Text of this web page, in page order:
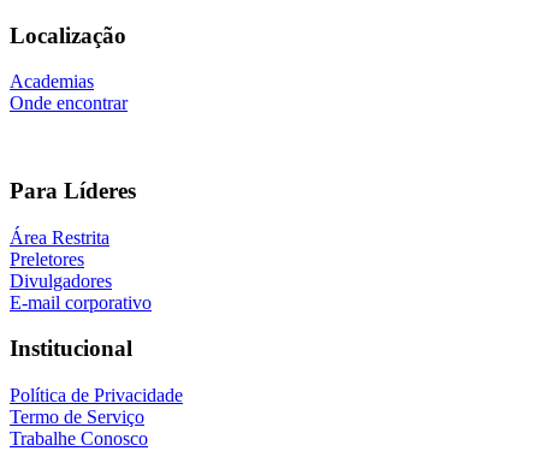
Localização
Academias
Onde encontrar
Para Líderes
Área Restrita
Preletores
Divulgadores
E-mail corporativo
Institucional
Política de Privacidade
Termo de Serviço
Trabalhe Conosco